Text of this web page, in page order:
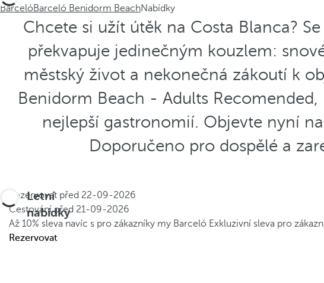
BarcelóBarceló Benidorm BeachNabídky
Chcete si užít útěk na Costa Blanca?
překvapuje jedinečným kouzlem:
městský život a nekonečná zákoutí k
Benidorm Beach - Adults
nejlepší gastronomií. Objevte nyní
Doporučeno pro dospělé a
Letní
nabídky
Rezervovat před 22-09-2026
Cestování před 21-09-2026
Až 10% sleva navíc s pro zákazníky my Barceló Exkluzivní sleva pro
Rezervovat